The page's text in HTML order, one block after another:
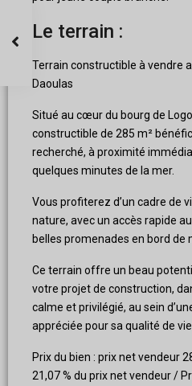
Le terrain :
Terrain constructible à vendre
Daoulas
Situé au cœur du bourg de
constructible de 285 m²
recherché, à proximité
quelques minutes de la mer.
Vous profiterez d’un cadre de
nature, avec un accès rapide
belles promenades en bord de
Ce terrain offre un beau
votre projet de construction,
calme et privilégié, au sein
appréciée pour sa qualité de vie.
Prix du bien : prix net vendeur
21,07 % du prix net vendeur /